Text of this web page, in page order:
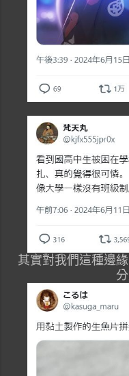
其實對我們這種邊